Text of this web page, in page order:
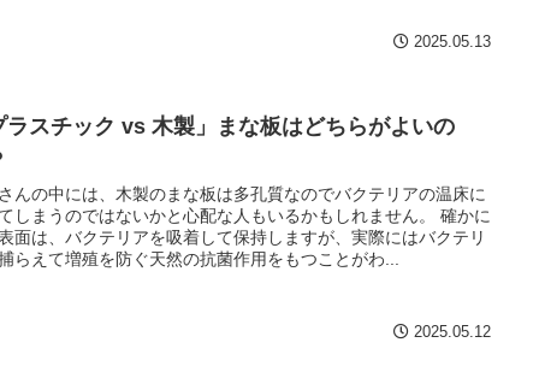
2025.05.13
ラスチック vs 木製」まな板はどちらがよいの
んの中には、木製のまな板は多孔質なのでバクテリアの温床に
しまうのではないかと心配な人もいるかもしれません。 確かに
面は、バクテリアを吸着して保持しますが、実際にはバクテリ
らえて増殖を防ぐ天然の抗菌作用をもつことがわ...
2025.05.12